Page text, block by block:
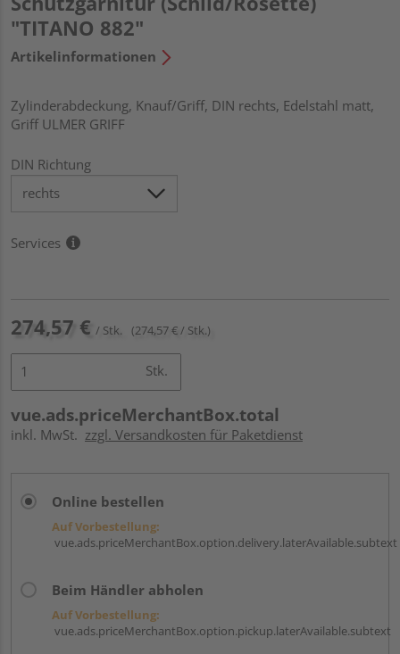
"TITANO 882"
Artikelinformationen
Zylinderabdeckung, Knauf/Griff, DIN rechts, Edelstahl matt,
Griff ULMER GRIFF
DIN Richtung
Services
274,57 € / Stk. (274,57 € / Stk.)
Stk.
vue.ads.priceMerchantBox.total
inkl. MwSt. zzgl. Versandkosten für Paketdienst
Online bestellen
Auf Vorbestellung:
vue.ads.priceMerchantBox.option.delivery.laterAvailable.subtext
Beim Händler abholen
Auf Vorbestellung:
vue.ads.priceMerchantBox.option.pickup.laterAvailable.subtext